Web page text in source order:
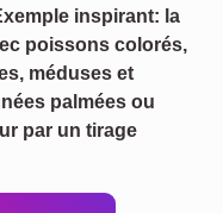
inspirant: la
poissons colorés,
méduses et
palmées ou
par un tirage